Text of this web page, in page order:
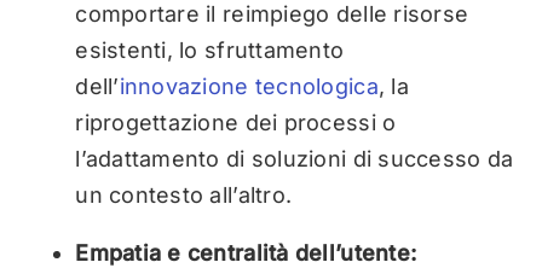
comportare il reimpiego delle risorse
esistenti, lo sfruttamento
dell’innovazione tecnologica, la
riprogettazione dei processi o
l’adattamento di soluzioni di successo da
un contesto all’altro.
Empatia e centralità dell’utente: